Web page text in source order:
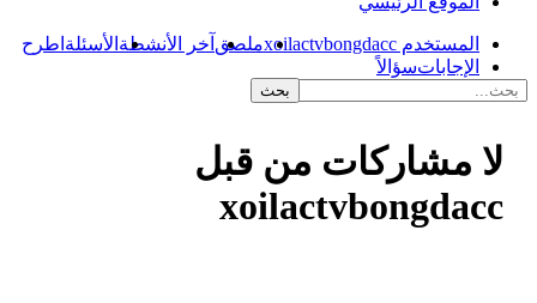
المستخدم xoilactvbongdacc ملصق آخر الأنشطة الأسئلة
الإجابات
اطرح
سؤالاً
لا مشاركات من قبل
xoilactvbongdacc